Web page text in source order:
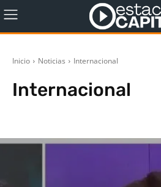
Inicio Noticias Internacional
Internacional